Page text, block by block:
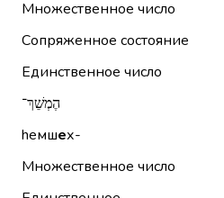
Множественное число
Сопряженное состояние
Единственное число
הֶמְשֵׁךְ־
hемшех-
Множественное число